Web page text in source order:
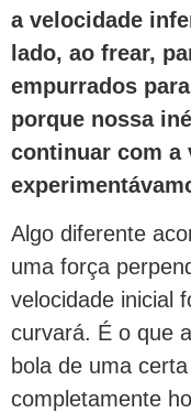
a velocidade
lado, ao frear,
empurrados
porque nossa
continuar com a
Algo diferente
uma força
velocidade inicial
curvará. É o que
bola de uma
completamente